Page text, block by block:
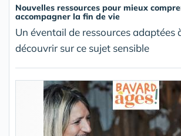
Nouvelles ressources pour mieux
accompagner la fin de vie
Un éventail de ressources adaptées
découvrir sur ce sujet sensible